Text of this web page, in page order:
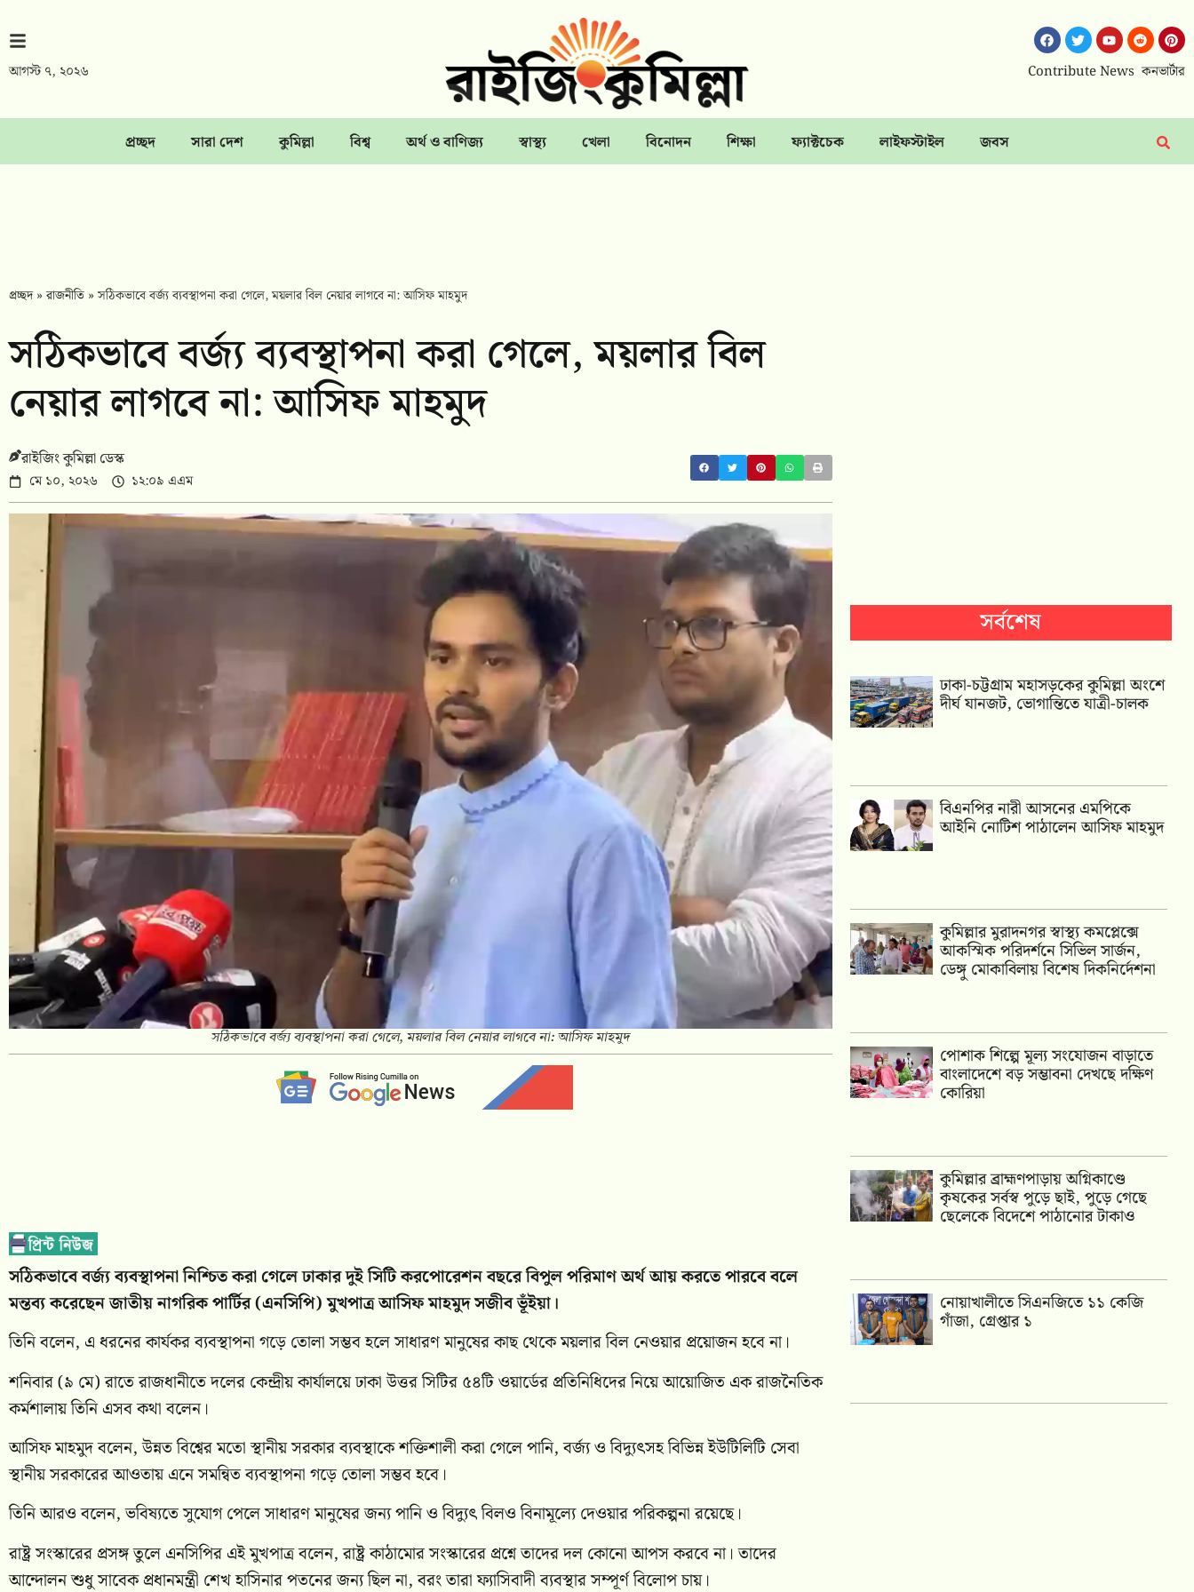
আগস্ট ৭, ২০২৬ Contribute News কনভার্টার
প্রচ্ছদ সারা দেশ কুমিল্লা বিশ্ব অর্থ ও বাণিজ্য স্বাস্থ্য খেলা বিনোদন শিক্ষা ফ্যাক্টচেক লাইফস্টাইল জবস
প্রচ্ছদ»রাজনীতি »সঠিকভাবে বর্জ্য ব্যবস্থাপনা করা গেলে, ময়লার বিল নেয়ার লাগবে না: আসিফ মাহমুদ
সঠিকভাবে বর্জ্য ব্যবস্থাপনা করা গেলে, ময়লার বিল
নেয়ার লাগবে না: আসিফ মাহমুদ
রাইজিং কুমিল্লা ডেস্ক
মে ১০, ২০২৬ ১২:০৯ এএম
সঠিকভাবে বর্জ্য ব্যবস্থাপনা করা গেলে, ময়লার বিল নেয়ার লাগবে না: আসিফ মাহমুদ
সঠিকভাবে বর্জ্য ব্যবস্থাপনা নিশ্চিত করা গেলে ঢাকার দুই সিটি করপোরেশন বছরে বিপুল পরিমাণ অর্থ আয় করতে পারবে বলে
মন্তব্য করেছেন জাতীয় নাগরিক পার্টির (এনসিপি) মুখপাত্র আসিফ মাহমুদ সজীব ভূঁইয়া।
তিনি বলেন, এ ধরনের কার্যকর ব্যবস্থাপনা গড়ে তোলা সম্ভব হলে সাধারণ মানুষের কাছ থেকে ময়লার বিল নেওয়ার প্রয়োজন হবে না।
শনিবার (৯ মে) রাতে রাজধানীতে দলের কেন্দ্রীয় কার্যালয়ে ঢাকা উত্তর সিটির ৫৪টি ওয়ার্ডের প্রতিনিধিদের নিয়ে আয়োজিত এক রাজনৈতিক
কর্মশালায় তিনি এসব কথা বলেন।
আসিফ মাহমুদ বলেন, উন্নত বিশ্বের মতো স্থানীয় সরকার ব্যবস্থাকে শক্তিশালী করা গেলে পানি, বর্জ্য ও বিদ্যুৎসহ বিভিন্ন ইউটিলিটি সেবা
স্থানীয় সরকারের আওতায় এনে সমন্বিত ব্যবস্থাপনা গড়ে তোলা সম্ভব হবে।
তিনি আরও বলেন, ভবিষ্যতে সুযোগ পেলে সাধারণ মানুষের জন্য পানি ও বিদ্যুৎ বিলও বিনামূল্যে দেওয়ার পরিকল্পনা রয়েছে।
রাষ্ট্র সংস্কারের প্রসঙ্গ তুলে এনসিপির এই মুখপাত্র বলেন, রাষ্ট্র কাঠামোর সংস্কারের প্রশ্নে তাদের দল কোনো আপস করবে না। তাদের
আন্দোলন শুধু সাবেক প্রধানমন্ত্রী শেখ হাসিনার পতনের জন্য ছিল না, বরং তারা ফ্যাসিবাদী ব্যবস্থার সম্পূর্ণ বিলোপ চায়।
সর্বশেষ
ঢাকা-চট্টগ্রাম মহাসড়কের কুমিল্লা অংশে
দীর্ঘ যানজট, ভোগান্তিতে যাত্রী-চালক
বিএনপির নারী আসনের এমপিকে
আইনি নোটিশ পাঠালেন আসিফ মাহমুদ
কুমিল্লার মুরাদনগর স্বাস্থ্য কমপ্লেক্সে
আকস্মিক পরিদর্শনে সিভিল সার্জন,
ডেঙ্গু মোকাবিলায় বিশেষ দিকনির্দেশনা
পোশাক শিল্পে মূল্য সংযোজন বাড়াতে
বাংলাদেশে বড় সম্ভাবনা দেখছে দক্ষিণ
কোরিয়া
কুমিল্লার ব্রাহ্মণপাড়ায় অগ্নিকাণ্ডে
কৃষকের সর্বস্ব পুড়ে ছাই, পুড়ে গেছে
ছেলেকে বিদেশে পাঠানোর টাকাও
নোয়াখালীতে সিএনজিতে ১১ কেজি
গাঁজা, গ্রেপ্তার ১